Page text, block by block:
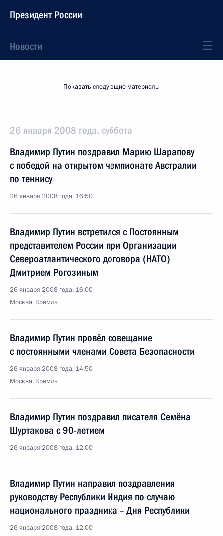
Президент России
Новости
Показать следующие материалы
26 января 2008 года, суббота
Владимир Путин поздравил Марию Шарапову
с победой на открытом чемпионате Австралии
по теннису
26 января 2008 года, 16:50
Владимир Путин встретился с Постоянным
представителем России при Организации
Североатлантического договора (НАТО)
Дмитрием Рогозиным
26 января 2008 года, 16:00
Москва, Кремль
Владимир Путин провёл совещание
с постоянными членами Совета Безопасности
26 января 2008 года, 14:50
Москва, Кремль
Владимир Путин поздравил писателя Семёна
Шуртакова с 90-летием
26 января 2008 года, 12:00
Владимир Путин направил поздравления
руководству Республики Индия по случаю
национального праздника – Дня Республики
26 января 2008 года, 12:00